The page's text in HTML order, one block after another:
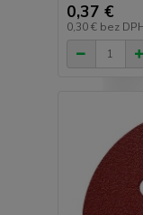
0,37 €
0,30 € bez